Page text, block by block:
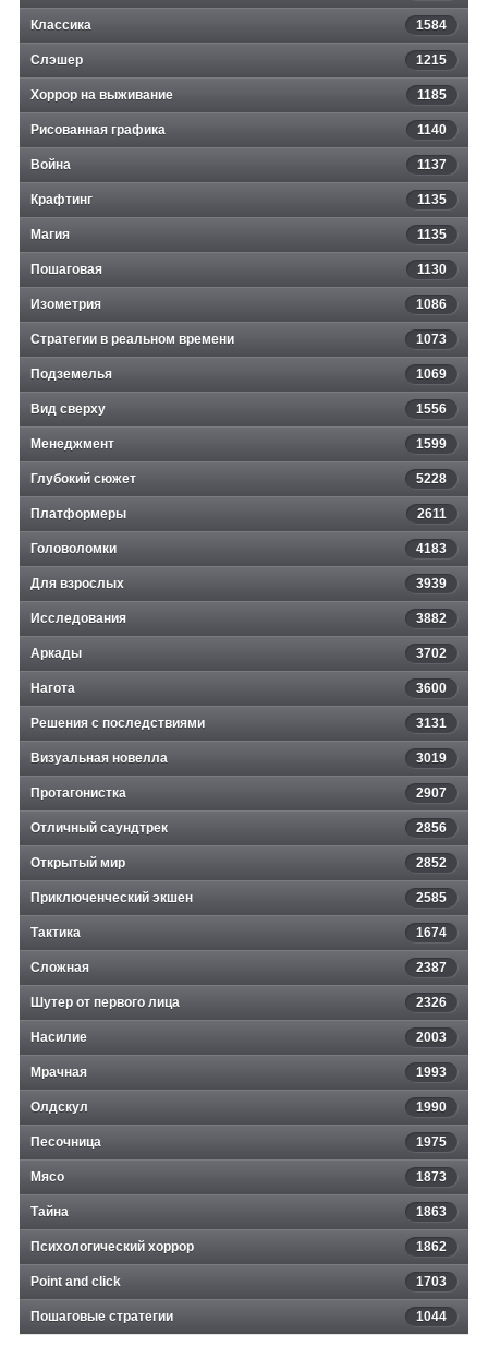
Классика 1584
Слэшер 1215
Хоррор на выживание 1185
Рисованная графика 1140
Война 1137
Крафтинг 1135
Магия 1135
Пошаговая 1130
Изометрия 1086
Стратегии в реальном времени 1073
Подземелья 1069
Вид сверху 1556
Менеджмент 1599
Глубокий сюжет 5228
Платформеры 2611
Головоломки 4183
Для взрослых 3939
Исследования 3882
Аркады 3702
Нагота 3600
Решения с последствиями 3131
Визуальная новелла 3019
Протагонистка 2907
Отличный саундтрек 2856
Открытый мир 2852
Приключенческий экшен 2585
Тактика 1674
Сложная 2387
Шутер от первого лица 2326
Насилие 2003
Мрачная 1993
Олдскул 1990
Песочница 1975
Мясо 1873
Тайна 1863
Психологический хоррор 1862
Point and click 1703
Пошаговые стратегии 1044